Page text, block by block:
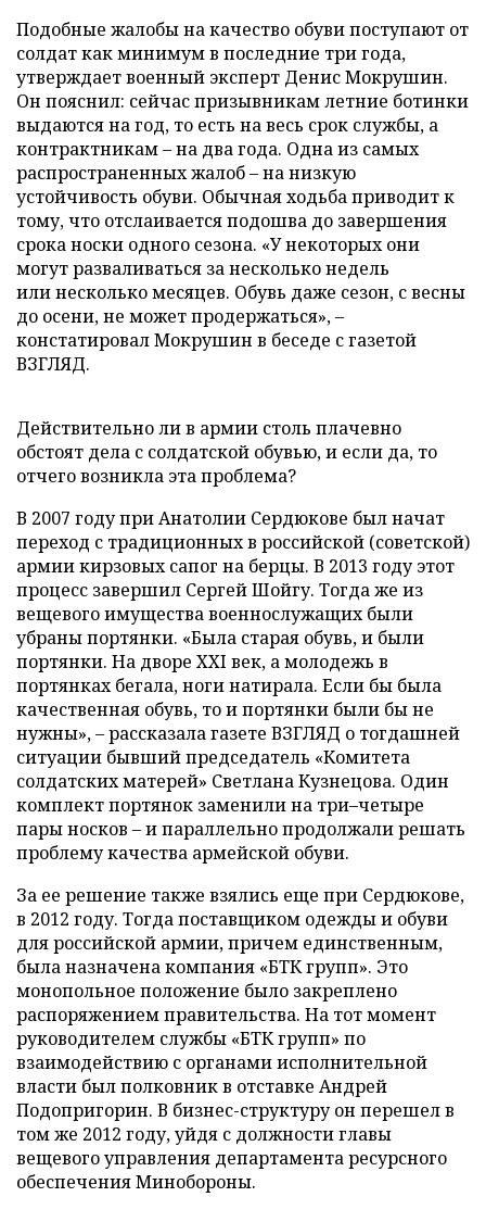
Подобные жалобы на качество обуви поступают от
солдат как минимум в последние три года,
утверждает военный эксперт Денис Мокрушин.
Он пояснил: сейчас призывникам летние ботинки
выдаются на год, то есть на весь срок службы, а
контрактникам – на два года. Одна из самых
распространенных жалоб – на низкую
устойчивость обуви. Обычная ходьба приводит к
тому, что отслаивается подошва до завершения
срока носки одного сезона. «У некоторых они
могут разваливаться за несколько недель
или несколько месяцев. Обувь даже сезон, с весны
до осени, не может продержаться», –
констатировал Мокрушин в беседе с газетой
ВЗГЛЯД.
Действительно ли в армии столь плачевно
обстоят дела с солдатской обувью, и если да, то
отчего возникла эта проблема?
В 2007 году при Анатолии Сердюкове был начат
переход с традиционных в российской (советской)
армии кирзовых сапог на берцы. В 2013 году этот
процесс завершил Сергей Шойгу. Тогда же из
вещевого имущества военнослужащих были
убраны портянки. «Была старая обувь, и были
портянки. На дворе XXI век, а молодежь в
портянках бегала, ноги натирала. Если бы была
качественная обувь, то и портянки были бы не
нужны», – рассказала газете ВЗГЛЯД о тогдашней
ситуации бывший председатель «Комитета
солдатских матерей» Светлана Кузнецова. Один
комплект портянок заменили на три–четыре
пары носков – и параллельно продолжали решать
проблему качества армейской обуви.
За ее решение также взялись еще при Сердюкове,
в 2012 году. Тогда поставщиком одежды и обуви
для российской армии, причем единственным,
была назначена компания «БТК групп». Это
монопольное положение было закреплено
распоряжением правительства. На тот момент
руководителем службы «БТК групп» по
взаимодействию с органами исполнительной
власти был полковник в отставке Андрей
Подопригорин. В бизнес-структуру он перешел в
том же 2012 году, уйдя с должности главы
вещевого управления департамента ресурсного
обеспечения Минобороны.